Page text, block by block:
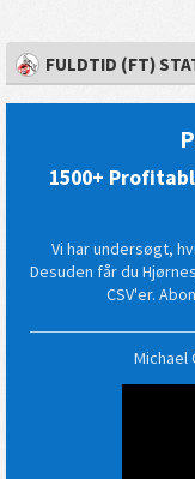
FULDTID (FT)
1500+
Vi har undersøgt,
Desuden får du
CSV'er.
Michael